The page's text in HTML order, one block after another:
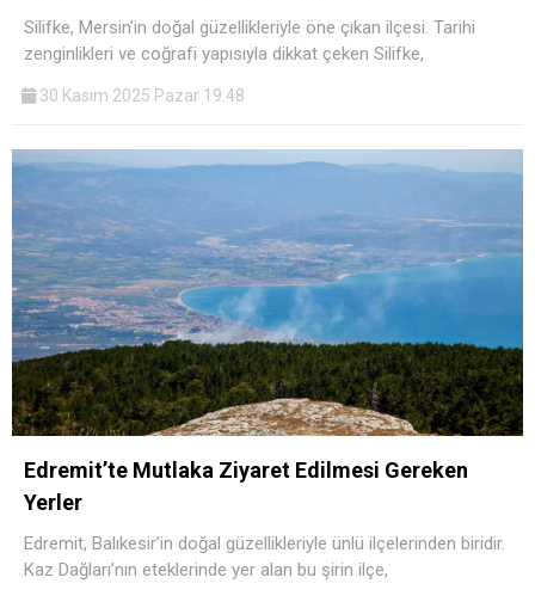
Silifke, Mersin’in doğal güzellikleriyle öne çıkan ilçesi. Tarihi
zenginlikleri ve coğrafi yapısıyla dikkat çeken Silifke,
30 Kasım 2025 Pazar 19:48
Edremit’te Mutlaka Ziyaret Edilmesi Gereken
Yerler
Edremit, Balıkesir’in doğal güzellikleriyle ünlü ilçelerinden biridir.
Kaz Dağları’nın eteklerinde yer alan bu şirin ilçe,